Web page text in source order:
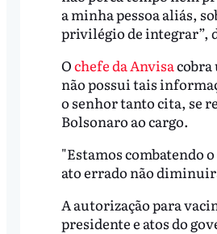
a minha pessoa aliás,
privilégio de integrar”,
Ochefe da Anvisacobra
não possui tais
o senhor tanto cita, se
Bolsonaro ao cargo.
"Estamos combatendo
ato errado não
A autorização para
presidente e atos do